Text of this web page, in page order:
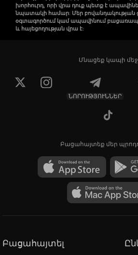
խորհուրդ, որի վրա դուք պետք է
նպատակի համար: Մեր բովանդակության
օգտագործում կամ ապավինում
և հայեցողության վրա է:
Մնացեք կապի մեջ
ՆՈՐՈՒԹՅՈՒՆՆԵՐ
Բացահայտեք մեր
Բացահայտել